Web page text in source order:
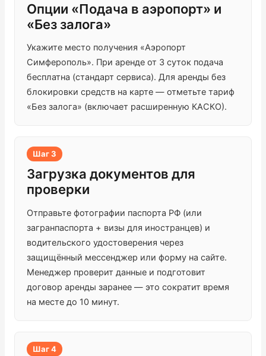
Опции «Подача в аэропорт» и
«Без залога»
Укажите место получения «Аэропорт
Симферополь». При аренде от 3 суток подача
бесплатна (стандарт сервиса). Для аренды без
блокировки средств на карте — отметьте тариф
«Без залога» (включает расширенную КАСКО).
Шаг 3
Загрузка документов для
проверки
Отправьте фотографии паспорта РФ (или
загранпаспорта + визы для иностранцев) и
водительского удостоверения через
защищённый мессенджер или форму на сайте.
Менеджер проверит данные и подготовит
договор аренды заранее — это сократит время
на месте до 10 минут.
Шаг 4